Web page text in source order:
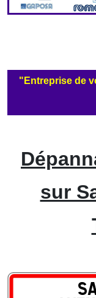
"Entreprise de
sur